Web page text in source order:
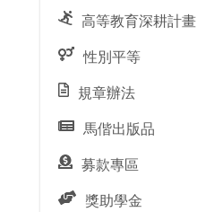
高等教育深耕計畫
性別平等
規章辦法
馬偕出版品
募款專區
獎助學金